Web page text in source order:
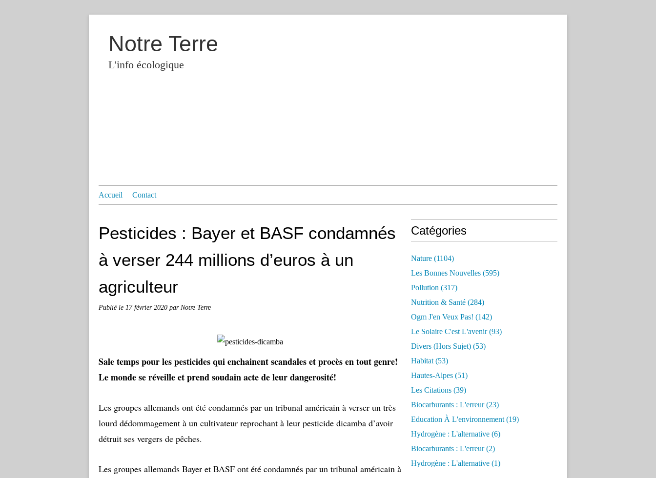
Notre Terre
L'info écologique
Accueil Contact
Pesticides : Bayer et BASF condamnés
à verser 244 millions d’euros à un
agriculteur
Publié le 17 février 2020 par Notre Terre
Sale temps pour les pesticides qui enchainent scandales et procès en tout genre!
Le monde se réveille et prend soudain acte de leur dangerosité!
Les groupes allemands ont été condamnés par un tribunal américain à verser un très
lourd dédommagement à un cultivateur reprochant à leur pesticide dicamba d’avoir
détruit ses vergers de pêches.
Les groupes allemands Bayer et BASF ont été condamnés par un tribunal américain à
Catégories
Nature (1104)
Les Bonnes Nouvelles (595)
Pollution (317)
Nutrition & Santé (284)
Ogm J'en Veux Pas! (142)
Le Solaire C'est L'avenir(93)
Divers (hors Sujet) (53)
Habitat (53)
Hautes-Alpes (51)
Les Citations (39)
Biocarburants : L'erreur(23)
Education À L'environnement (19)
Hydrogène : L'alternative (6)
Biocarburants : L'erreur(2)
Hydrogène : L'alternative (1)